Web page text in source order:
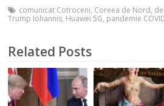
comunicat Cotroceni, Coreea de Nord,
Trump Iohannis, Huawei 5G, pandemie
Related Posts